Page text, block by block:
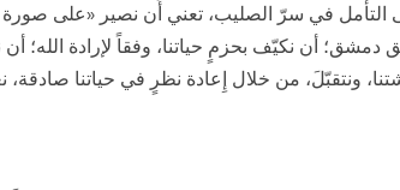
التأمل في سرّ الصليب، تعني أَن نصير «على
أن نكيّف بحزمٍ حياتنا، وفقاً لإرادة الله؛ أن
ونتقبّلَ، من خلال إِعادة نظرٍ في حياتنا صادقة،